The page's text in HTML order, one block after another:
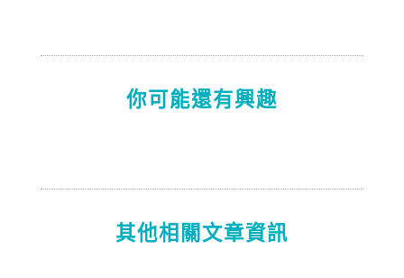
你可能還有興趣
其他相關文章資訊